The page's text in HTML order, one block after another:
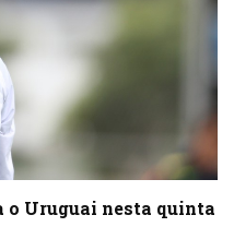
o Uruguai nesta quinta